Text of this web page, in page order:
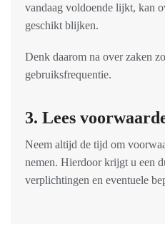
vandaag voldoende lijkt, kan
geschikt blijken.
Denk daarom na over zaken
gebruiksfrequentie.
3. Lees
Neem altijd de tijd om
nemen. Hierdoor krijgt u een
verplichtingen en eventuele